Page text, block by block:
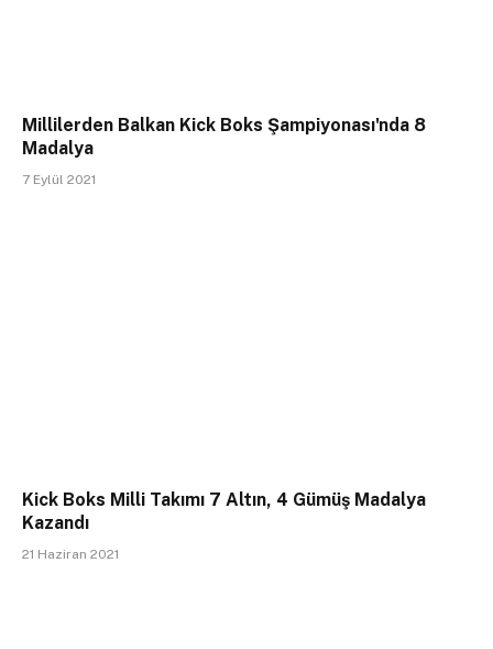
Millilerden Balkan Kick Boks Şampiyonası'nda 8
Madalya
7 Eylül 2021
Kick Boks Milli Takımı 7 Altın, 4 Gümüş Madalya
Kazandı
21 Haziran 2021